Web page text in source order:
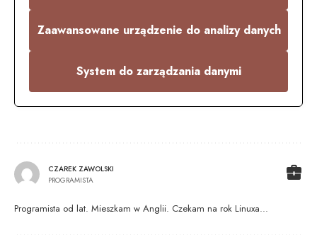
Zaawansowane urządzenie do analizy danych
System do zarządzania danymi
CZAREK ZAWOLSKI
PROGRAMISTA
Programista od lat. Mieszkam w Anglii. Czekam na rok Linuxa...